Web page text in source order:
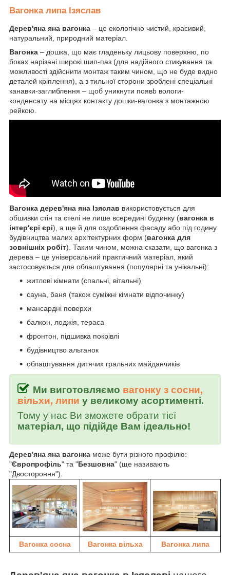
Вагонка липа Ізяслав
Дерев'яна яна вагонка – це екологічно чистий, красивий,
натуральний, природний матеріал.
Вагонка – дошка, що має гладеньку лицьову поверхню, по
боках нарізані широкі шип-паз (для надійного стикування та
можливості здійснити монтаж таким чином, що не буде видно
деталей кріплення), а з тильної сторони зроблені спеціальні
канавки-заглиблення – щоб уникнути появb вологи-
конденсату на місцях контакту дошки-вагонка з монтажною
рейкою.
Вагонка дерев'яна яна Ізяслав використовується для
обшивки стін та стелі не лише всередині будинку (вагонка в
інтер'єрі єрі), а ще й для оздоблення фасаду або під годину
будівництва малих архітектурних форм (вагонка для
зовнішніх робіт). Таким чином, можна сказати, що вагонка з
дерева – це універсальний практичний матеріал, який
застосовується для облаштування (популярні та унікальні):
житлові кімнати (спальні, вітальні)
сауна, баня (також суміжні кімнати відпочинку)
мансардні поверхи
балкон, лоджія, тераса
фронтон, підшивка покрівлі
будівництво альтанок
облаштування дитячих гральних майданчиків
Ми виготовляємо вагонку з сосни,
вільхи, липи у великому асортименті.
Тому у нас Ви зможете обрати тієї
матеріал, що підійде Вам ідеально!
Дерев'яна яна вагонка може бути різного профілю:
"Європрофіль" та "Безшовна" (ще називають
"Двостороння").
Вагонка сосна Вагонка вільха Вагонка липа